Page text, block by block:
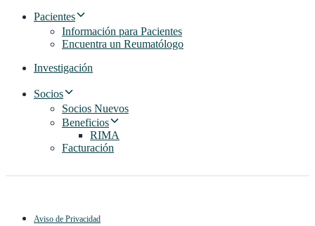
Pacientes
Información para Pacientes
Encuentra un Reumatólogo
Investigación
Socios
Socios Nuevos
Beneficios
RIMA
Facturación
Aviso de Privacidad